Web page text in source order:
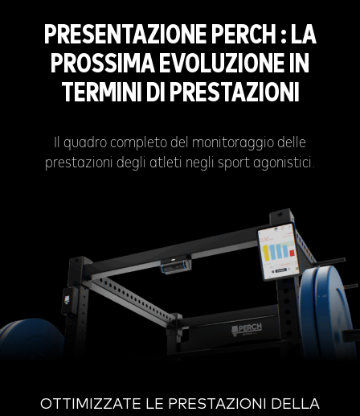
PRESENTAZIONE PERCH : LA
PROSSIMA EVOLUZIONE IN
TERMINI DI PRESTAZIONI
Il quadro completo del monitoraggio delle
prestazioni degli atleti negli sport agonistici.
OTTIMIZZATE LE PRESTAZIONI DELLA